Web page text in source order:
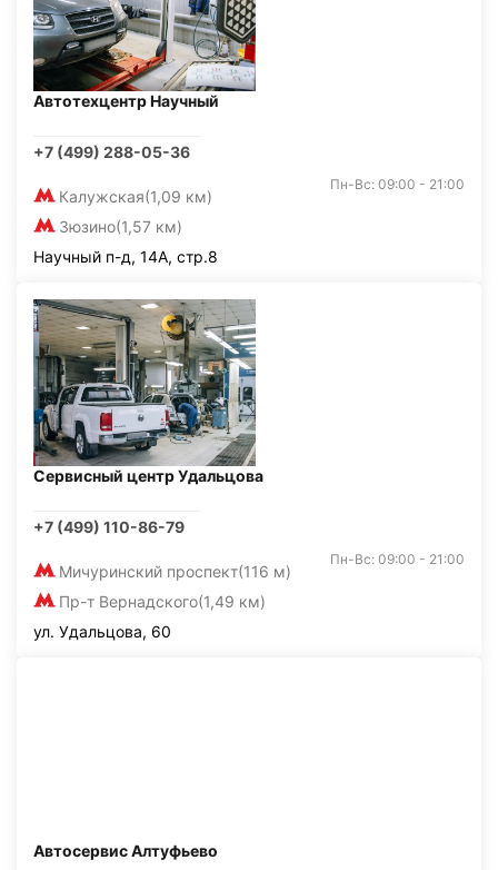
Автотехцентр Научный
+7 (499) 288-05-36
Калужская(1,09 км)
Зюзино(1,57 км)
Пн-Вс: 09:00 - 21:00
Научный п-д, 14А, стр.8
Сервисный центр Удальцова
+7 (499) 110-86-79
Мичуринский проспект(116 м)
Пр-т Вернадского(1,49 км)
Пн-Вс: 09:00 - 21:00
ул. Удальцова, 60
Автосервис Алтуфьево